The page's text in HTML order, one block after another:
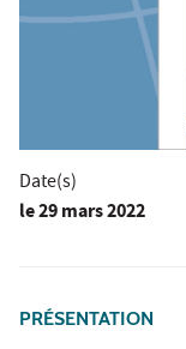
Date(s)
le29 mars 2022
PRÉSENTATION